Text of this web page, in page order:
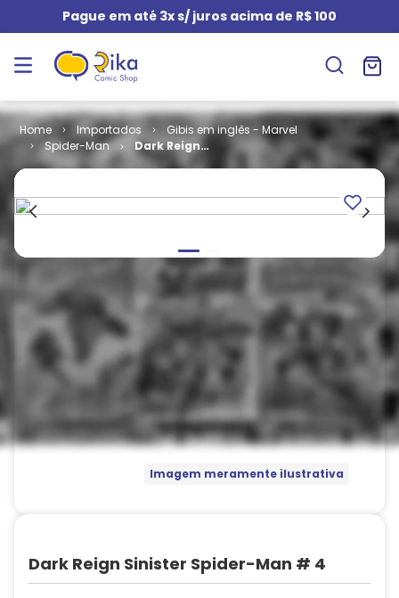
Pague em até 3x s/ juros acima de R$ 100
Importados
Gibis em inglês - Marvel
Spider-Man
Dark Reign
Sinister
4
Imagem meramente ilustrativa
Dark Reign Sinister Spider-Man # 4